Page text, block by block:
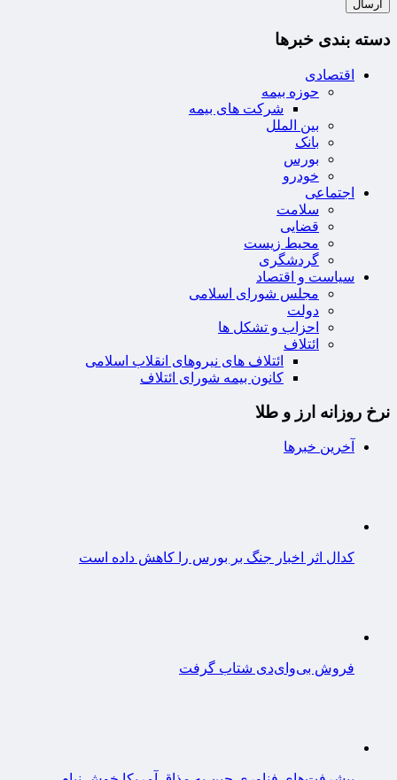
دسته بندی خبرها
اقتصادی
حوزه بیمه
شرکت های بیمه
بین الملل
بانک
بورس
خودرو
اجتماعی
سلامت
قضایی
محیط زیست
گردشگری
سیاست و اقتصاد
مجلس شورای اسلامی
دولت
احزاب و تشکل ها
ائتلاف
ائتلاف های نیروهای انقلاب اسلامی
کانون بیمه شورای ائتلاف
نرخ روزانه ارز و طلا
آخرین خبرها
کدال اثر اخبار جنگ بر بورس را کاهش داده است
فروش بی‌وای‌دی شتاب گرفت